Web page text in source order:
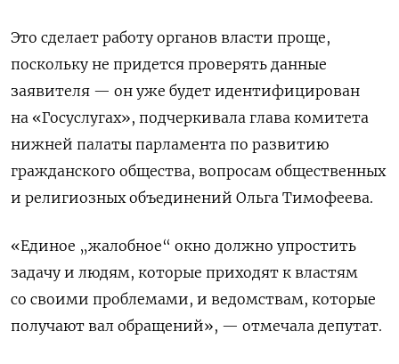
Это сделает работу органов власти проще,
поскольку не придется проверять данные
заявителя — он уже будет идентифицирован
на «Госуслугах», подчеркивала глава комитета
нижней палаты парламента по развитию
гражданского общества, вопросам общественных
и религиозных объединений Ольга Тимофеева.
«Единое „жалобное“ окно должно упростить
задачу и людям, которые приходят к властям
со своими проблемами, и ведомствам, которые
получают вал обращений», — отмечала депутат.